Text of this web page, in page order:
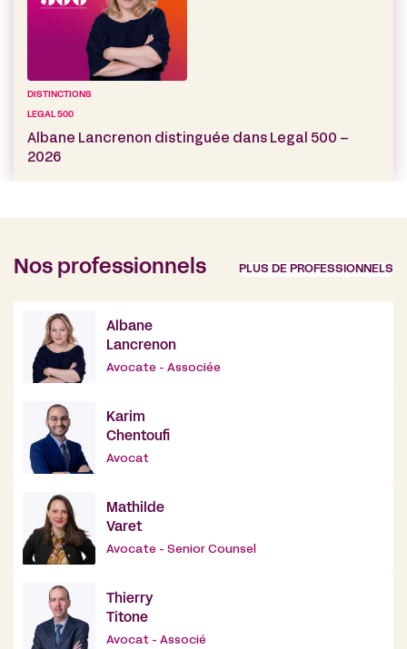
DISTINCTIONS
LEGAL 500
Albane Lancrenon distinguée dans Legal 500 –
2026
Nos professionnels PLUS DE PROFESSIONNELS
Albane
Lancrenon
Avocate - Associée
Karim
Chentoufi
Avocat
Mathilde
Varet
Avocate - Senior Counsel
Thierry
Titone
Avocat - Associé